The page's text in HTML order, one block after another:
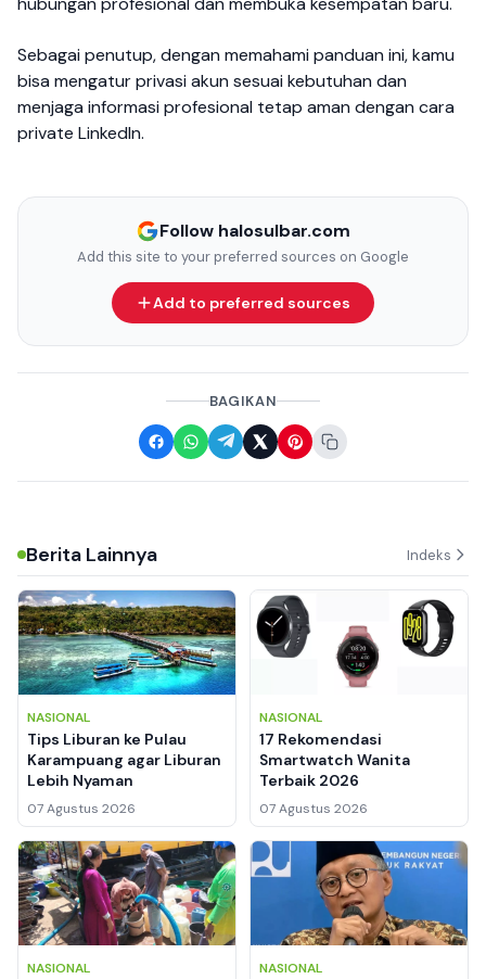
Sebagai penutup, dengan memahami panduan ini, kamu
bisa mengatur privasi akun sesuai kebutuhan dan
menjaga informasi profesional tetap aman dengan cara
private LinkedIn.
Follow halosulbar.com
Add this site to your preferred sources on Google
Add to preferred sources
BAGIKAN
Berita Lainnya Indeks
NASIONAL
Tips Liburan ke Pulau
Karampuang agar Liburan
Lebih Nyaman
07 Agustus 2026
NASIONAL
17 Rekomendasi
Smartwatch Wanita
Terbaik 2026
07 Agustus 2026
NASIONAL NASIONAL